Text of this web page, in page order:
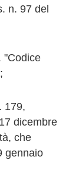
n. 97 del
"Codice
179,
dicembre
che
gennaio